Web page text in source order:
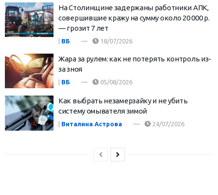
На Столинщине задержаны работники АПК,
совершившие кражу на сумму около 20 000 р.
— грозит 7 лет
| ВБ 18/07/2026
Жара за рулем: как не потерять контроль из-
за зноя
| ВБ 05/08/2026
Как выбрать незамерзайку и не убить
систему омывателя зимой
Виталина Астрова 24/07/2026